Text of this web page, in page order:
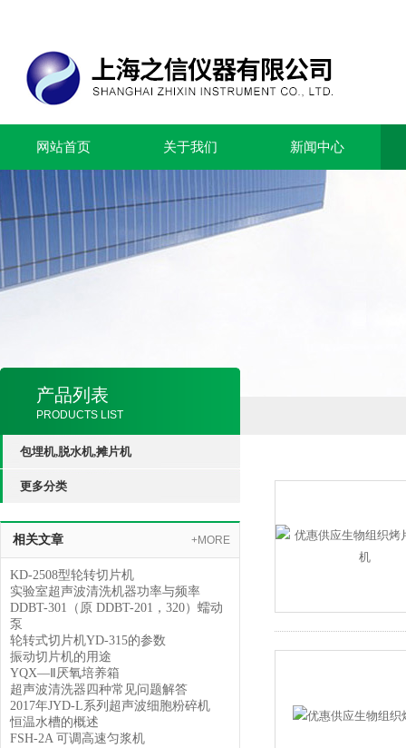
网站首页 关于我们 新闻中心
产品列表
PRODUCTS LIST
包埋机,脱水机,摊片机
更多分类
相关文章 +MORE
KD-2508型轮转切片机
实验室超声波清洗机器功率与频率
DDBT-301（原 DDBT-201，320）蠕动
泵
轮转式切片机YD-315的参数
振动切片机的用途
YQX—Ⅱ厌氧培养箱
超声波清洗器四种常见问题解答
2017年JYD-L系列超声波细胞粉碎机
恒温水槽的概述
FSH-2A 可调高速匀浆机